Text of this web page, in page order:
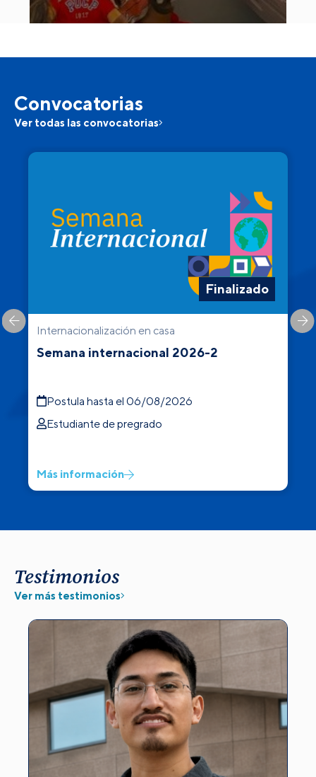
Convocatorias
Ver todas las convocatorias
Finalizado
Internacionalización en casa
Semana internacional 2026-2
Postula hasta el 06/08/2026
Estudiante de pregrado
Más información
Testimonios
Ver más testimonios